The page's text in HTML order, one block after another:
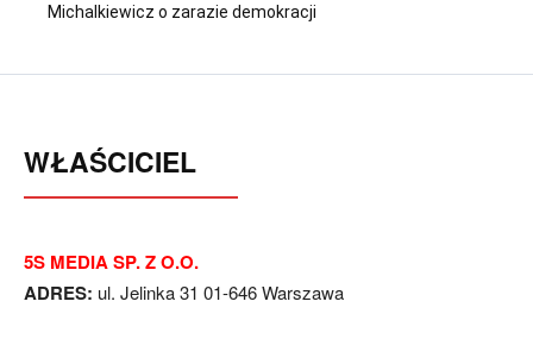
Michalkiewicz o zarazie demokracji
WŁAŚCICIEL
5S MEDIA SP. Z O.O.
ADRES: ul. Jelinka 31 01-646 Warszawa